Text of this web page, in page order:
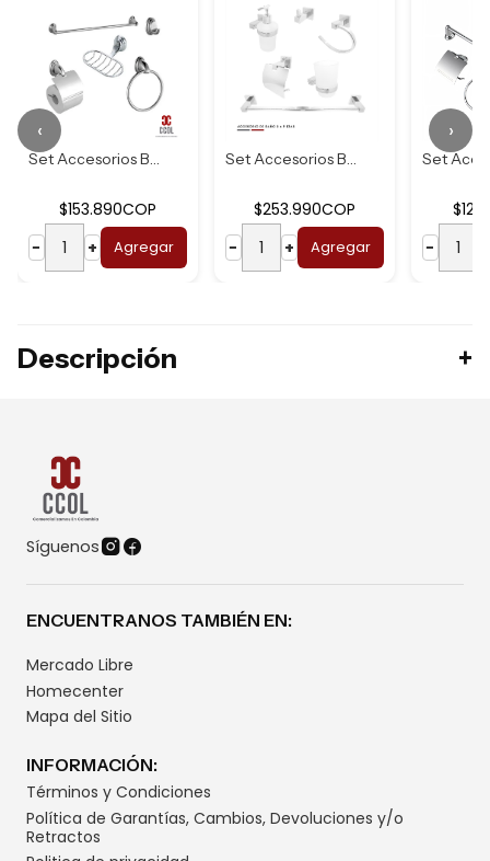
Set Accesorios Ba...
$153.890COP
−
+ Agregar
Set Accesorios Ba...
$253.990COP
−
+ Agregar
−
‹ ›
Descripción
Síguenos
ENCUENTRANOS TAMBIÉN EN:
Mercado Libre
Homecenter
Mapa del Sitio
INFORMACIÓN:
Términos y Condiciones
Política de Garantías, Cambios, Devoluciones y/o
Retractos